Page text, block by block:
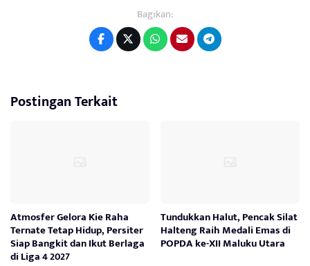
Bagikan:
Postingan Terkait
Atmosfer Gelora Kie Raha
Ternate Tetap Hidup, Persiter
Siap Bangkit dan Ikut Berlaga
di Liga 4 2027
Tundukkan Halut, Pencak Silat
Halteng Raih Medali Emas di
POPDA ke-XII Maluku Utara